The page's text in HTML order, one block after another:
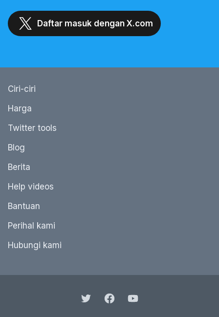
Daftar masuk dengan X.com
Ciri-ciri
Harga
Twitter tools
Blog
Berita
Help videos
Bantuan
Perihal kami
Hubungi kami